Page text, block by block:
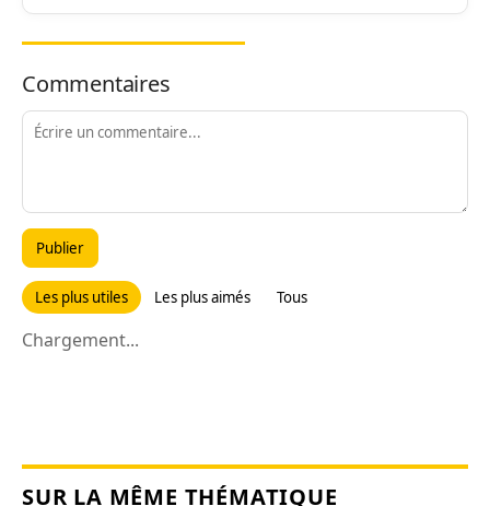
Commentaires
Publier
Les plus utiles Les plus aimés Tous
Chargement...
SUR LA MÊME THÉMATIQUE